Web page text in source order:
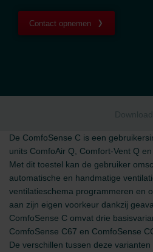
Contact opnemen
De ComfoSense C is een
units ComfoAir Q, Comfort-Vent Q
Met dit toestel kan de gebruiker
automatische en handmatige
ventilatieschema programmeren en
aan zijn eigen voorkeur dankzij
ComfoSense C omvat drie
ComfoSense C67 en ComfoSense
De verschillen tussen deze